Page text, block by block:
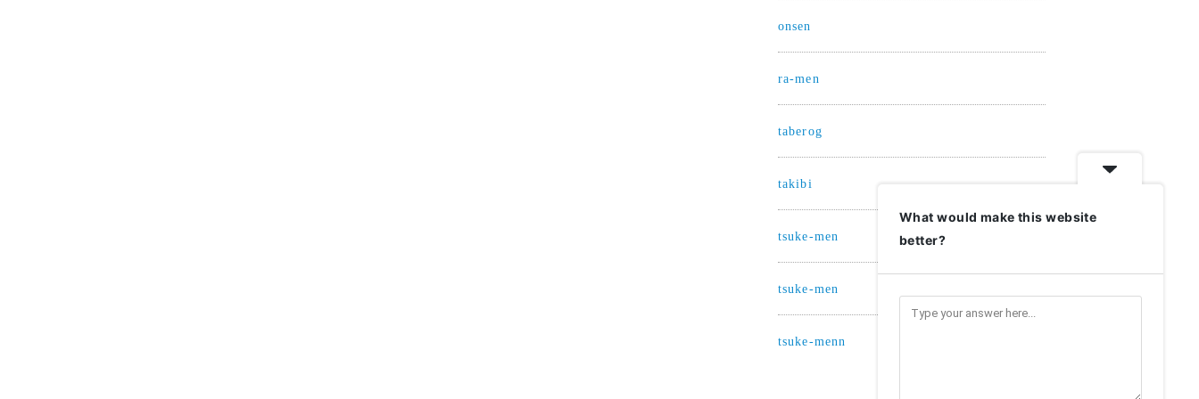
onsen
ra-men
taberog
takibi
tsuke-men
tsuke-men
tsuke-menn
What would make this website
better?